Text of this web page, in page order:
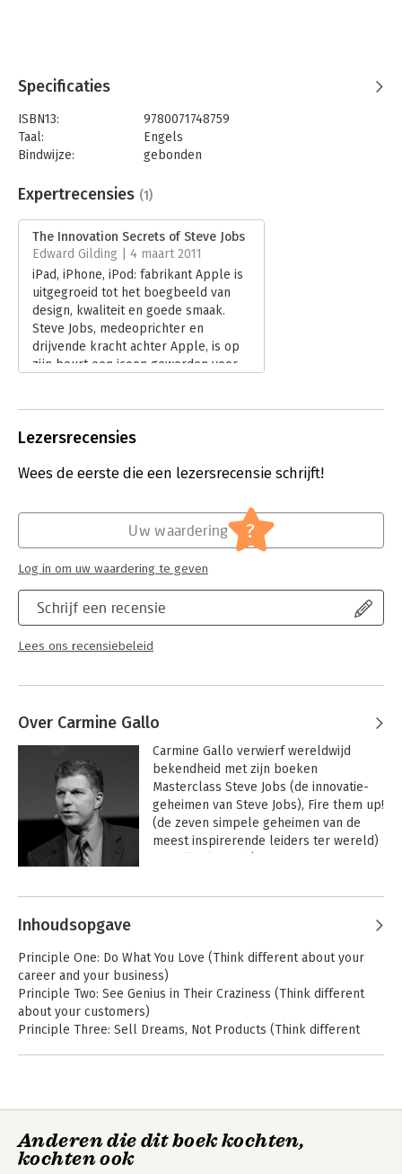
Specificaties
ISBN13:
9780071748759
Taal:
Engels
Bindwijze:
gebonden
Uitgever:
McGraw-Hill
Hoofdrubriek:
Algemeen management
Expertrecensies (1)
The Innovation Secrets of Steve Jobs
Edward Gilding | 4 maart 2011
iPad, iPhone, iPod: fabrikant Apple is
uitgegroeid tot het boegbeeld van
design, kwaliteit en goede smaak.
Steve Jobs, medeoprichter en
drijvende kracht achter Apple, is op
zijn beurt een icoon geworden voor
het boek 'The Innovation Secrets of
succesvol kunt innoveren.
Lezersrecensies
Wees de eerste die een lezersrecensie schrijft!
Schrijf een recensie
Lees ons recensiebeleid
Uw waardering ?
Log in om uw waardering te geven
Over Carmine Gallo
Carmine Gallo verwierf wereldwijd
bekendheid met zijn boeken
Masterclass Steve Jobs (de innovatie-
geheimen van Steve Jobs), Fire them up!
(de zeven simpele geheimen van de
meest inspirerende leiders ter wereld)
meest bekeken sprekers op Ted
en wordt gezien als een
toonaangevende communicatie coach.
Hij werkt direct met de leiders van de
grootste merken ter wereld.
Andere boeken door Carmine Gallo
Storytelling
Storytelling
Inhoudsopgave
Principle One: Do What You Love (Think different about your
career and your business)
Principle Two: See Genius in Their Craziness (Think different
about your customers)
Principle Three: Sell Dreams, Not Products (Think different
Principle Six: Master the Message (Think different about
communicating the vision behind your service, product,
Anderen die dit boek kochten,
kochten ook